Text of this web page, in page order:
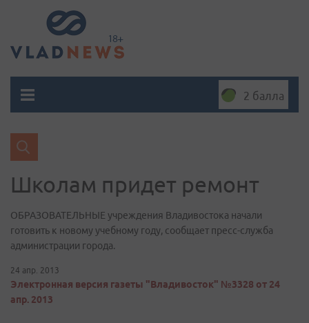
2 балла
Школам придет ремонт
ОБРАЗОВАТЕЛЬНЫЕ учреждения Владивостока начали
готовить к новому учебному году, сообщает пресс-служба
администрации города.
24 апр. 2013
Электронная версия газеты "Владивосток" №3328 от 24
апр. 2013